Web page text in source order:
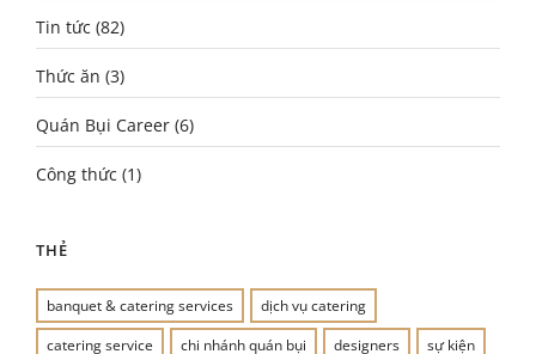
Tin tức (82)
Thức ăn (3)
Quán Bụi Career (6)
Công thức (1)
THẺ
banquet & catering services
dịch vụ catering
catering service
chi nhánh quán bụi designers sự kiện